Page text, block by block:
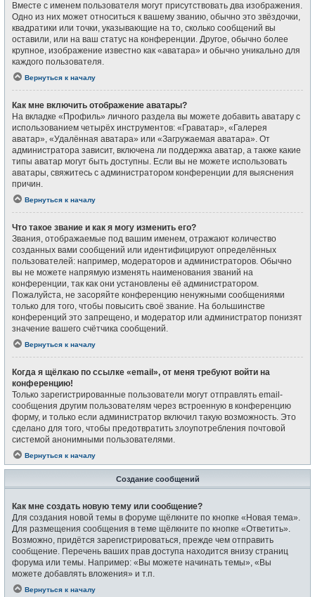
Вместе с именем пользователя могут присутствовать два изображения.
Одно из них может относиться к вашему званию, обычно это звёздочки,
квадратики или точки, указывающие на то, сколько сообщений вы
оставили, или на ваш статус на конференции. Другое, обычно более
крупное, изображение известно как «аватара» и обычно уникально для
каждого пользователя.
Вернуться к началу
Как мне включить отображение аватары?
На вкладке «Профиль» личного раздела вы можете добавить аватару с
использованием четырёх инструментов: «Граватар», «Галерея
аватар», «Удалённая аватара» или «Загружаемая аватара». От
администратора зависит, включена ли поддержка аватар, а также какие
типы аватар могут быть доступны. Если вы не можете использовать
аватары, свяжитесь с администратором конференции для выяснения
причин.
Вернуться к началу
Что такое звание и как я могу изменить его?
Звания, отображаемые под вашим именем, отражают количество
созданных вами сообщений или идентифицируют определённых
пользователей: например, модераторов и администраторов. Обычно
вы не можете напрямую изменять наименования званий на
конференции, так как они установлены её администратором.
Пожалуйста, не засоряйте конференцию ненужными сообщениями
только для того, чтобы повысить своё звание. На большинстве
конференций это запрещено, и модератор или администратор понизят
значение вашего счётчика сообщений.
Вернуться к началу
Когда я щёлкаю по ссылке «email», от меня требуют войти на
конференцию!
Только зарегистрированные пользователи могут отправлять email-
сообщения другим пользователям через встроенную в конференцию
форму, и только если администратор включил такую возможность. Это
сделано для того, чтобы предотвратить злоупотребления почтовой
системой анонимными пользователями.
Вернуться к началу
Создание сообщений
Как мне создать новую тему или сообщение?
Для создания новой темы в форуме щёлкните по кнопке «Новая тема».
Для размещения сообщения в теме щёлкните по кнопке «Ответить».
Возможно, придётся зарегистрироваться, прежде чем отправить
сообщение. Перечень ваших прав доступа находится внизу страниц
форума или темы. Например: «Вы можете начинать темы», «Вы
можете добавлять вложения» и т.п.
Вернуться к началу